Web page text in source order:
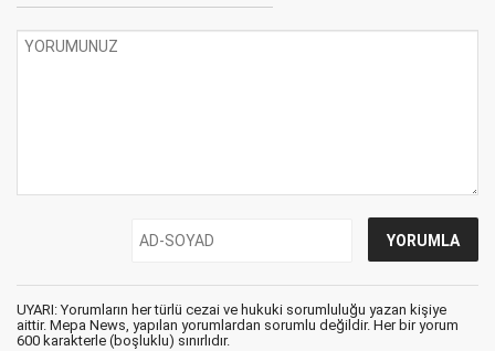
UYARI: Yorumların her türlü cezai ve hukuki sorumluluğu yazan kişiye
aittir. Mepa News, yapılan yorumlardan sorumlu değildir. Her bir yorum
600 karakterle (boşluklu) sınırlıdır.